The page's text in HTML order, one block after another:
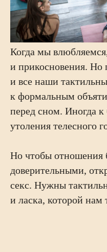
Когда мы
и прикосновения. Но
и все наши
к формальным
перед сном. Иногда
утоления телесного
Но чтобы отношения
доверительными,
секс. Нужны
и ласка, которой нам